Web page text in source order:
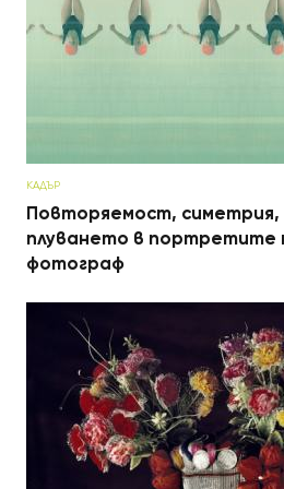
КАДЪР
Повторяемост, симетрия,
плуването в портретите
фотограф